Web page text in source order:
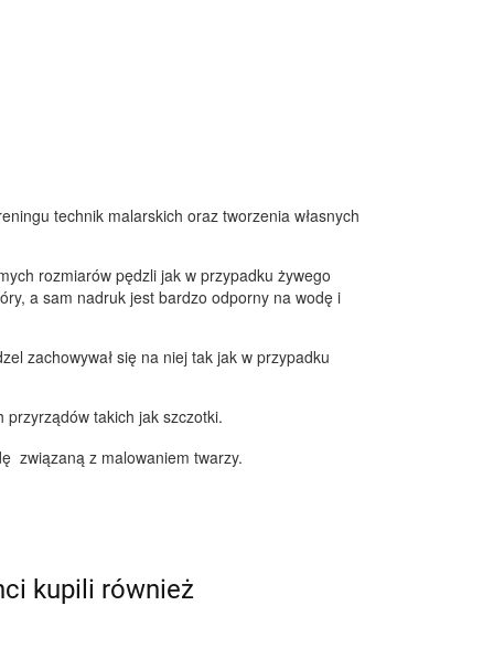
technik malarskich oraz tworzenia własnych
rozmiarów pędzli jak w przypadku żywego
a sam nadruk jest bardzo odporny na wodę i
zachowywał się na niej tak jak w przypadku
przyrządów takich jak szczotki.
związaną z malowaniem twarzy.
kupili również